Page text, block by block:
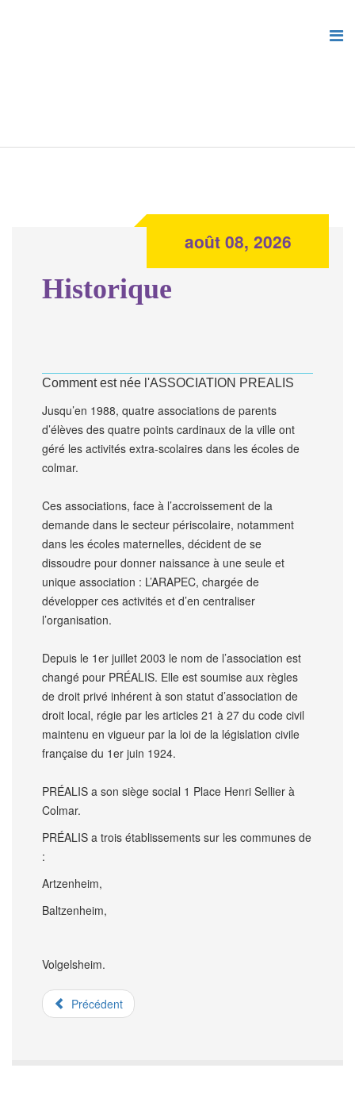
Historique
août 08, 2026
Comment est née l'ASSOCIATION PREALIS
Jusqu’en 1988, quatre associations de parents
d’élèves des quatre points cardinaux de la ville ont
géré les activités extra-scolaires dans les écoles de
colmar.
Ces associations, face à l’accroissement de la
demande dans le secteur périscolaire, notamment
dans les écoles maternelles, décident de se
dissoudre pour donner naissance à une seule et
unique association : L’ARAPEC, chargée de
développer ces activités et d’en centraliser
l’organisation.
Depuis le 1er juillet 2003 le nom de l’association est
changé pour PRÉALIS. Elle est soumise aux règles
de droit privé inhérent à son statut d’association de
droit local, régie par les articles 21 à 27 du code civil
maintenu en vigueur par la loi de la législation civile
française du 1er juin 1924.
PRÉALIS a son siège social 1 Place Henri Sellier à
Colmar.
PRÉALIS a trois établissements sur les communes de
:
Artzenheim,
Baltzenheim,
Volgelsheim.
Précédent